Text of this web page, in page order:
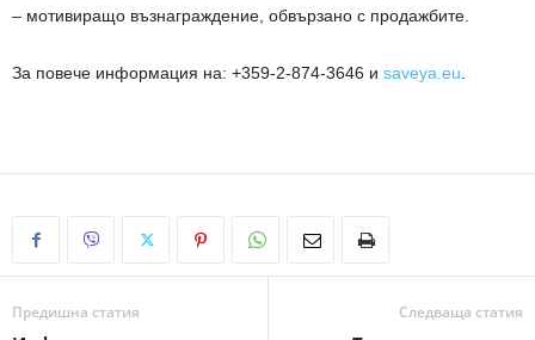
– мотивиращо възнаграждение, обвързано с продажбите.
За повече информация на: +359-2-874-3646 и saveya.eu
Предишна статия Следваща статия